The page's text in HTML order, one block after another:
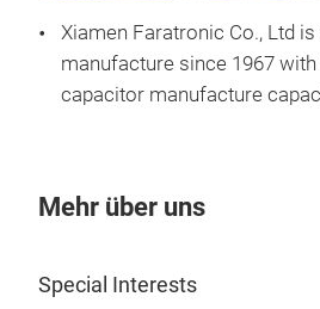
Xiamen Faratronic Co., Ltd
manufacture since 1967
capacitor manufacture
Mehr über uns
Special Interests